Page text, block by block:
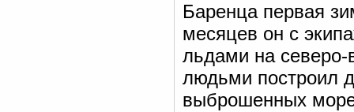
Баренца первая
месяцев он с
льдами на
людьми построил
выброшенных